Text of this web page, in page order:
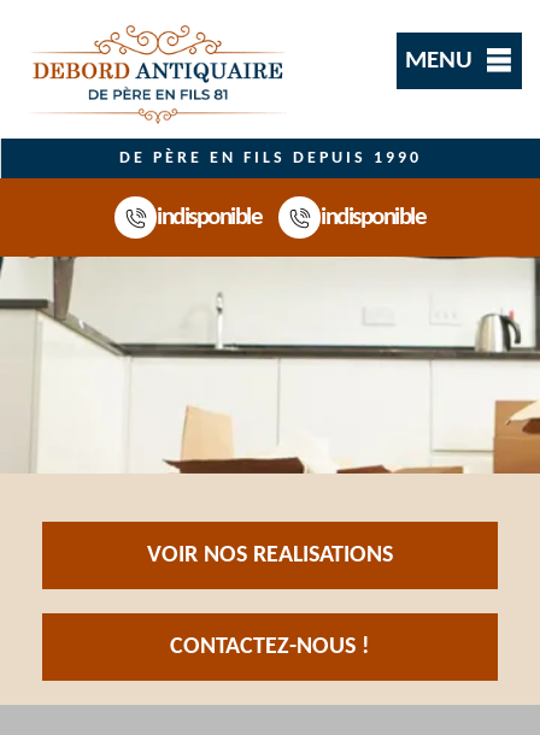
MENU
DE PÈRE EN FILS DEPUIS 1990
indisponible indisponible
VOIR NOS REALISATIONS
CONTACTEZ-NOUS !